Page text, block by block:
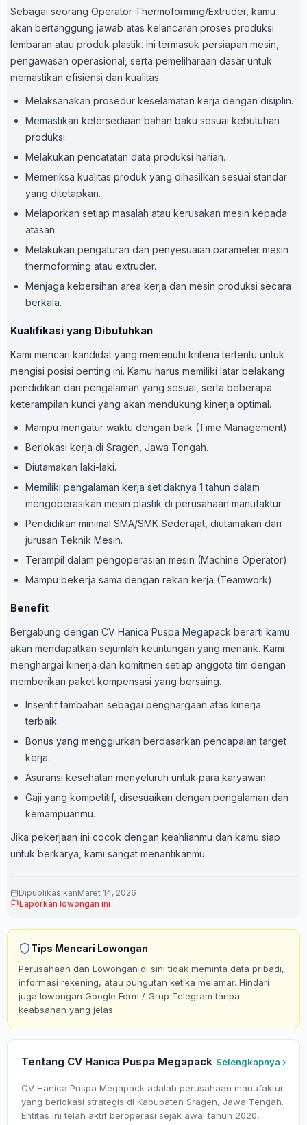
Sebagai seorang Operator Thermoforming/Extruder, kamu
akan bertanggung jawab atas kelancaran proses produksi
lembaran atau produk plastik. Ini termasuk persiapan mesin,
pengawasan operasional, serta pemeliharaan dasar untuk
memastikan efisiensi dan kualitas.
Melaksanakan prosedur keselamatan kerja dengan disiplin.
Memastikan ketersediaan bahan baku sesuai kebutuhan
produksi.
Melakukan pencatatan data produksi harian.
Memeriksa kualitas produk yang dihasilkan sesuai standar
yang ditetapkan.
Melaporkan setiap masalah atau kerusakan mesin kepada
atasan.
Melakukan pengaturan dan penyesuaian parameter mesin
thermoforming atau extruder.
Menjaga kebersihan area kerja dan mesin produksi secara
berkala.
Kualifikasi yang Dibutuhkan
Kami mencari kandidat yang memenuhi kriteria tertentu untuk
mengisi posisi penting ini. Kamu harus memiliki latar belakang
pendidikan dan pengalaman yang sesuai, serta beberapa
keterampilan kunci yang akan mendukung kinerja optimal.
Mampu mengatur waktu dengan baik (Time Management).
Berlokasi kerja di Sragen, Jawa Tengah.
Diutamakan laki-laki.
Memiliki pengalaman kerja setidaknya 1 tahun dalam
mengoperasikan mesin plastik di perusahaan manufaktur.
Pendidikan minimal SMA/SMK Sederajat, diutamakan dari
jurusan Teknik Mesin.
Terampil dalam pengoperasian mesin (Machine Operator).
Mampu bekerja sama dengan rekan kerja (Teamwork).
Benefit
Bergabung dengan CV Hanica Puspa Megapack berarti kamu
akan mendapatkan sejumlah keuntungan yang menarik. Kami
menghargai kinerja dan komitmen setiap anggota tim dengan
memberikan paket kompensasi yang bersaing.
Insentif tambahan sebagai penghargaan atas kinerja
terbaik.
Bonus yang menggiurkan berdasarkan pencapaian target
kerja.
Asuransi kesehatan menyeluruh untuk para karyawan.
Gaji yang kompetitif, disesuaikan dengan pengalaman dan
kemampuanmu.
Jika pekerjaan ini cocok dengan keahlianmu dan kamu siap
untuk berkarya, kami sangat menantikanmu.
DipublikasikanMaret 14, 2026
Laporkan lowongan ini
Tips Mencari Lowongan
Perusahaan dan Lowongan di sini tidak meminta data pribadi,
informasi rekening, atau pungutan ketika melamar. Hindari
juga lowongan Google Form / Grup Telegram tanpa
keabsahan yang jelas.
Tentang CV Hanica Puspa Megapack Selengkapnya ›
CV Hanica Puspa Megapack adalah perusahaan manufaktur
yang berlokasi strategis di Kabupaten Sragen, Jawa Tengah.
Entitas ini telah aktif beroperasi sejak awal tahun 2020,